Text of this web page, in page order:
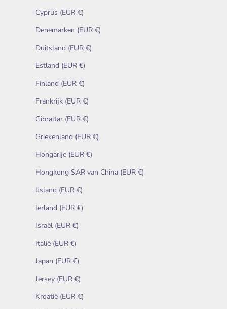
Cyprus (EUR €)
Denemarken (EUR €)
Duitsland (EUR €)
Estland (EUR €)
Finland (EUR €)
Frankrijk (EUR €)
Gibraltar (EUR €)
Griekenland (EUR €)
Hongarije (EUR €)
Hongkong SAR van China (EUR €)
IJsland (EUR €)
Ierland (EUR €)
Israël (EUR €)
Italië (EUR €)
Japan (EUR €)
Jersey (EUR €)
Kroatië (EUR €)